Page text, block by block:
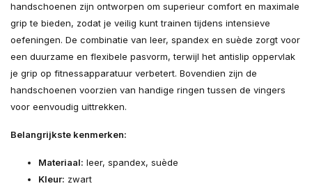
handschoenen zijn ontworpen om superieur comfort en maximale
grip te bieden, zodat je veilig kunt trainen tijdens intensieve
oefeningen. De combinatie van leer, spandex en suède zorgt voor
een duurzame en flexibele pasvorm, terwijl het antislip oppervlak
je grip op fitnessapparatuur verbetert. Bovendien zijn de
handschoenen voorzien van handige ringen tussen de vingers
voor eenvoudig uittrekken.
Belangrijkste kenmerken:
Materiaal: leer, spandex, suède
Kleur: zwart